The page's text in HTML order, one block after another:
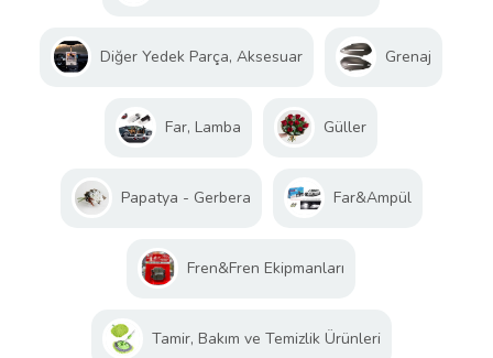
Diğer Yedek Parça, Aksesuar Grenaj
Far, Lamba Güller
Papatya - Gerbera Far&Ampül
Fren&Fren Ekipmanları
Tamir, Bakım ve Temizlik Ürünleri